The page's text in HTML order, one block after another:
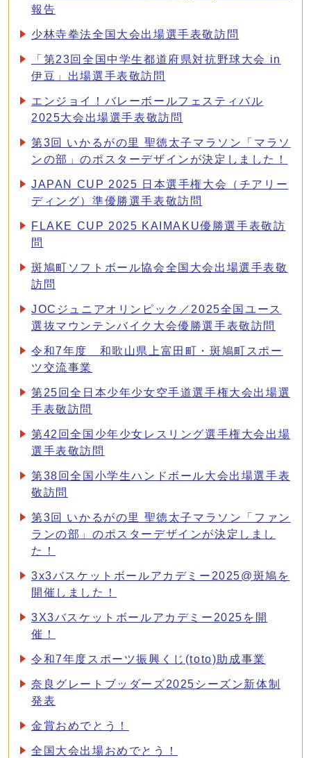
報告
少林寺拳法全国大会出場選手表敬訪問
「第23回全国中学生都道府県対抗野球大会 in
伊豆」出場選手表敬訪問
エンジョイ！バレーボールフェスティバル
2025大会出場選手表敬訪問
第3回 いかるがの里 聖徳太子マラソン「マラソ
ンの部」のポスターデザインが決定しました！
JAPAN CUP 2025 日本選手権大会（チアリー
ディング）準優勝選手表敬訪問
FLAKE CUP 2025 KAIMAKU優勝選手表敬訪
問
斑鳩町ソフトボール協会全国大会出場選手表敬
訪問
JOCジュニアオリンピック／2025全国ユース
選抜マウンテンバイク大会優勝選手表敬訪問
令和7年度 和歌山県上富田町・斑鳩町スポー
ツ交流事業
第25回全日本少年少女空手道選手権大会出場選
手表敬訪問
第42回全国少年少女レスリング選手権大会出場
選手表敬訪問
第38回全国小学生ハンドボール大会出場選手表
敬訪問
第3回 いかるがの里 聖徳太子マラソン「ファン
ランの部」のポスターデザインが決定しまし
た！
3x3バスケットボールアカデミー2025@斑鳩を
開催しました！
3X3バスケットボールアカデミー2025を開
催！
令和7年度スポーツ振興くじ(toto)助成事業
奈良グレートブッダーズ2025シーズン新体制
発表
金賞おめでとう！
全国大会出場おめでとう！